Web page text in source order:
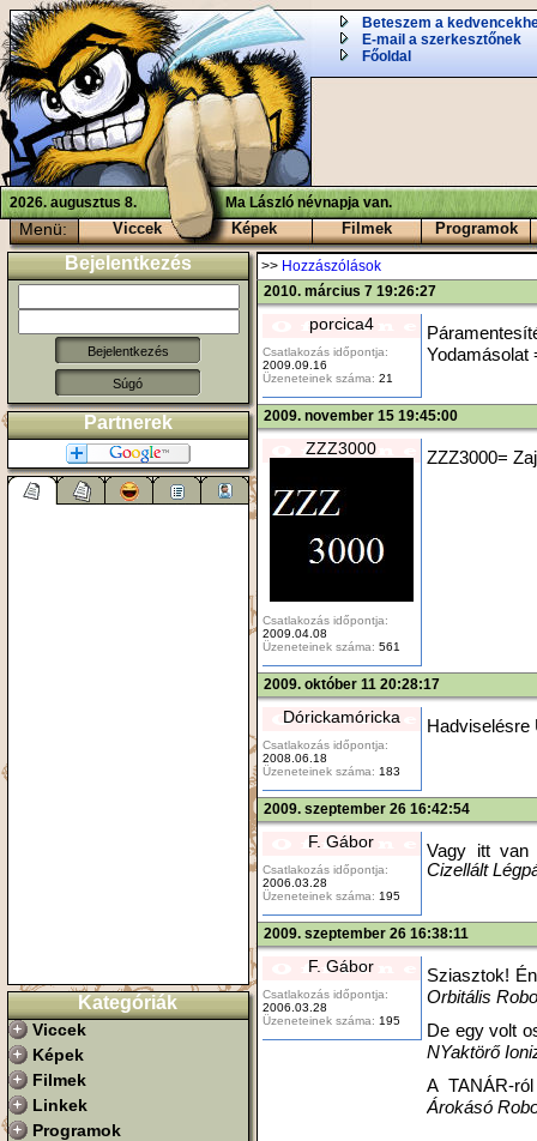
Beteszem a
E-mail a szerkesztőnek
Főoldal
2026. augusztus 8. Ma László névnapja van.
Menü: Viccek Képek Filmek Programok
Bejelentkezés
Súgó
Partnerek
Kategóriák
Viccek
Képek
Filmek
Linkek
Programok
>> Hozzászólások
2010. március 7 19:26:27
porcica4
Csatlakozás időpontja:
2009.09.16
Üzeneteinek száma: 21
Yodamásolat
2009. november 15 19:45:00
ZZZ3000
Csatlakozás időpontja:
2009.04.08
Üzeneteinek száma: 561
ZZZ3000=
2009. október 11 20:28:17
Dórickamóricka
Csatlakozás időpontja:
2008.06.18
Üzeneteinek száma: 183
Hadviselésre
2009. szeptember 26 16:42:54
F. Gábor
Csatlakozás időpontja:
2006.03.28
Üzeneteinek száma: 195
Vagy itt van
Cizellált
2009. szeptember 26 16:38:11
F. Gábor
Csatlakozás időpontja:
2006.03.28
Üzeneteinek száma: 195
Sziasztok!
Orbitális
De egy volt
NYaktörő
A TANÁR-
Árokásó